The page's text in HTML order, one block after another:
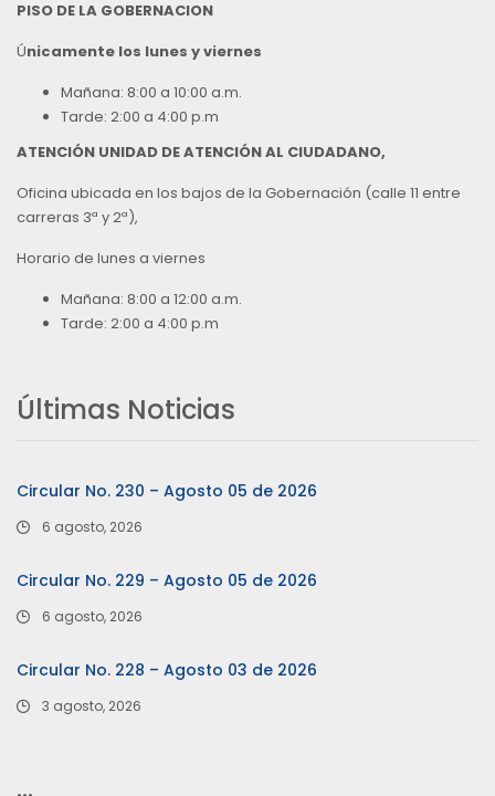
PISO DE LA GOBERNACION
Únicamente los lunes y viernes
Mañana: 8:00 a 10:00 a.m.
Tarde: 2:00 a 4:00 p.m
ATENCIÓN UNIDAD DE ATENCIÓN AL CIUDADANO,
Oficina ubicada en los bajos de la Gobernación (calle 11 entre
carreras 3ª y 2ª),
Horario de lunes a viernes
Mañana: 8:00 a 12:00 a.m.
Tarde: 2:00 a 4:00 p.m
Últimas Noticias
Circular No. 230 – Agosto 05 de 2026
6 agosto, 2026
Circular No. 229 – Agosto 05 de 2026
6 agosto, 2026
Circular No. 228 – Agosto 03 de 2026
3 agosto, 2026
…